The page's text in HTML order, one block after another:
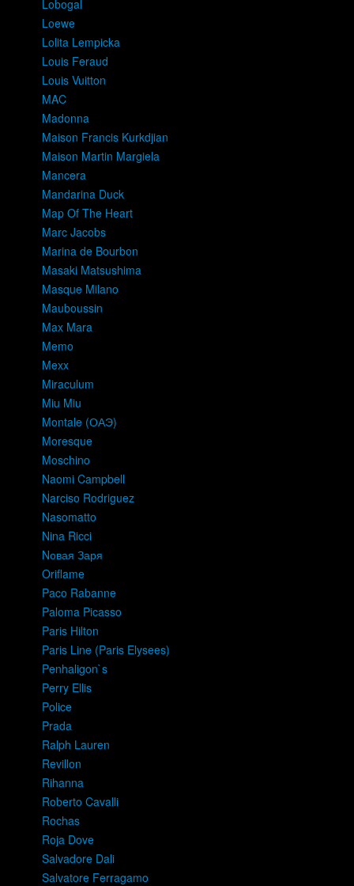
Lobogal
Loewe
Lolita Lempicka
Louis Feraud
Louis Vuitton
MAC
Madonna
Maison Francis Kurkdjian
Maison Martin Margiela
Mancera
Mandarina Duck
Map Of The Heart
Marc Jacobs
Marina de Bourbon
Masaki Matsushima
Masque Milano
Mauboussin
Max Mara
Memo
Mexx
Miraculum
Miu Miu
Montale (ОАЭ)
Moresque
Moschino
Naomi Campbell
Narciso Rodriguez
Nasomatto
Nina Ricci
Nовая Заря
Oriflame
Paco Rabanne
Paloma Picasso
Paris Hilton
Paris Line (Paris Elysees)
Penhaligon`s
Perry Ellis
Police
Prada
Ralph Lauren
Revillon
Rihanna
Roberto Cavalli
Rochas
Roja Dove
Salvadore Dali
Salvatore Ferragamo